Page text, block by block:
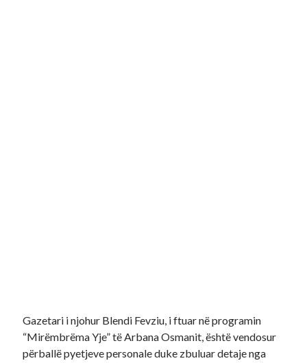
Gazetari i njohur Blendi Fevziu, i ftuar në programin
“Mirëmbrëma Yje” të Arbana Osmanit, është vendosur
përballë pyetjeve personale duke zbuluar detaje nga